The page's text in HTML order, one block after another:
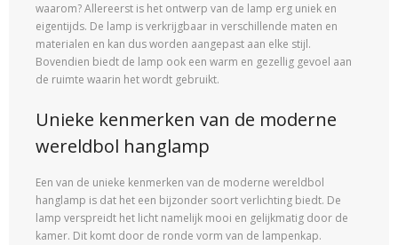
waarom? Allereerst is het ontwerp van de lamp erg uniek en
eigentijds. De lamp is verkrijgbaar in verschillende maten en
materialen en kan dus worden aangepast aan elke stijl.
Bovendien biedt de lamp ook een warm en gezellig gevoel aan
de ruimte waarin het wordt gebruikt.
Unieke kenmerken van de moderne
wereldbol hanglamp
Een van de unieke kenmerken van de moderne wereldbol
hanglamp is dat het een bijzonder soort verlichting biedt. De
lamp verspreidt het licht namelijk mooi en gelijkmatig door de
kamer. Dit komt door de ronde vorm van de lampenkap.